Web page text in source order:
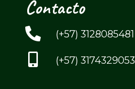
Contacto
(+57) 3128085481
(+57) 3174329053